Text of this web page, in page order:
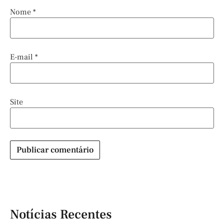
Nome *
E-mail *
Site
Notícias Recentes